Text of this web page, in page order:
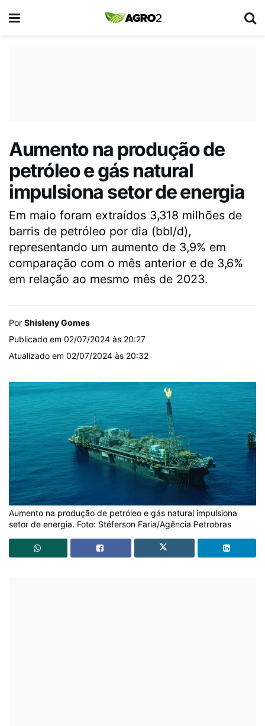
Aumento na produção de
petróleo e gás natural
impulsiona setor de energia
Em maio foram extraídos 3,318 milhões de
barris de petróleo por dia (bbl/d),
representando um aumento de 3,9% em
comparação com o mês anterior e de 3,6%
em relação ao mesmo mês de 2023.
Por Shisleny Gomes
Publicado em 02/07/2024 às 20:27
Atualizado em 02/07/2024 às 20:32
Aumento na produção de petróleo e gás natural impulsiona
setor de energia. Foto: Stéferson Faria/Agência Petrobras